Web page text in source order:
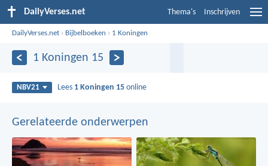
DailyVerses.net Thema's Inschrijven
DailyVerses.net › Bijbelboeken › 1 Koningen
1 Koningen 15
NBV21 Lees 1 Koningen 15 online
Gerelateerde onderwerpen